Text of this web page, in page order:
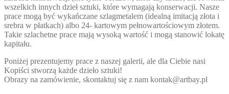
wszelkich innych dzieł sztuki, które wymagają konserwacji. Nasze
prace mogą być wykańczane szlagmetalem (idealną imitacją złota i
srebra w płatkach) albo 24- kartowym pełnowartościowym złotem.
Takie szlachetne prace mają wysoką wartość i mogą stanowić lokatę
kapitału.
Poniżej prezentujemy prace z naszej galerii, ale dla Ciebie nasi
Kopiści stworzą każde dzieło sztuki!
Obrazy na zamówienie, skontaktuj się z nam kontak@artbay.pl